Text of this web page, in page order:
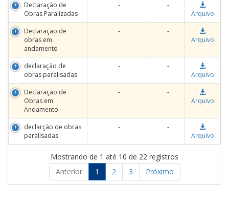
Declaração de
Obras Paralizadas
-
-
Arquivo
Declaração de
obras em
andamento
-
-
Arquivo
declaração de
obras paralisadas
-
-
Arquivo
Declaração de
Obras em
Andamento
-
-
Arquivo
declarção de obras
paralisadas
-
-
Arquivo
Mostrando de 1 até 10 de 22 registros
Anterior
1 2 3 Próximo